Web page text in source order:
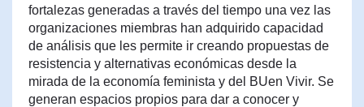
fortalezas generadas a través del tiempo una vez las
organizaciones miembras han adquirido capacidad
de análisis que les permite ir creando propuestas de
resistencia y alternativas económicas desde la
mirada de la economía feminista y del BUen Vivir. Se
generan espacios propios para dar a conocer y